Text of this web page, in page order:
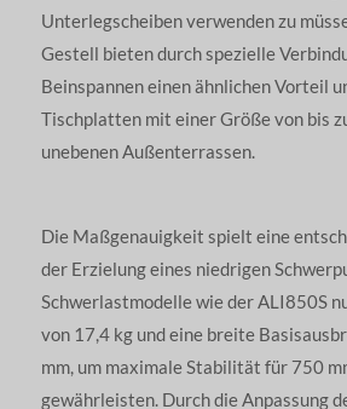
Unterlegscheiben verwenden zu
Gestell bieten durch spezielle
Beinspannen einen ähnlichen Vorteil
Tischplatten mit einer Größe von bis
unebenen Außenterrassen.
Die Maßgenauigkeit spielt eine
der Erzielung eines niedrigen
Schwerlastmodelle wie der ALI850S
von 17,4 kg und eine breite
mm, um maximale Stabilität für 750
gewährleisten. Durch die Anpassung